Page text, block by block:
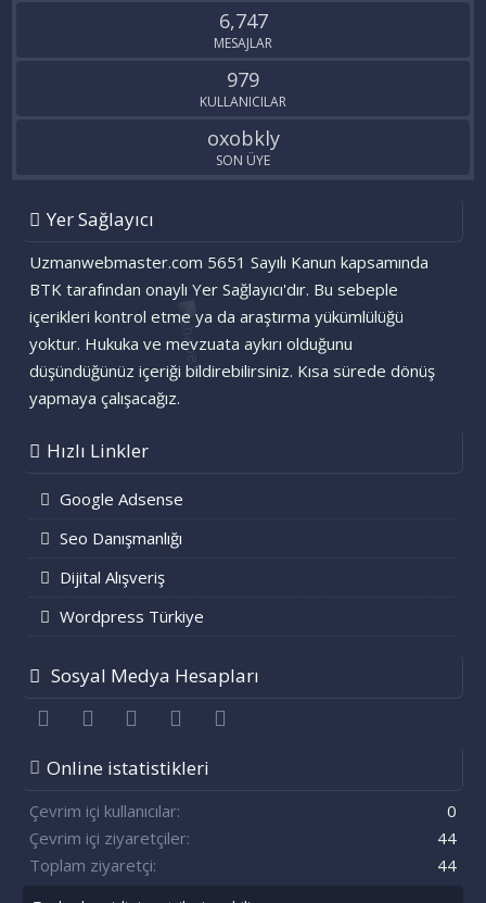
6,747
MESAJLAR
979
KULLANICILAR
oxobkly
SON ÜYE
Yer Sağlayıcı
Uzmanwebmaster.com 5651 Sayılı Kanun kapsamında
BTK tarafından onaylı Yer Sağlayıcı'dır. Bu sebeple
içerikleri kontrol etme ya da araştırma yükümlülüğü
yoktur. Hukuka ve mevzuata aykırı olduğunu
düşündüğünüz içeriği bildirebilirsiniz. Kısa sürede dönüş
yapmaya çalışacağız.
Hızlı Linkler
Google Adsense
Seo Danışmanlığı
Dijital Alışveriş
Wordpress Türkiye
Sosyal Medya Hesapları
FacebookTwitter youtubeBize ulaşın
Online istatistikleri
Çevrim içi kullanıcılar
0
Çevrim içi ziyaretçiler
44
Toplam ziyaretçi
44